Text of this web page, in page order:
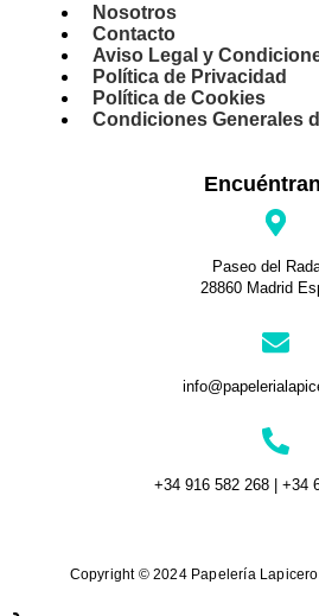
Nosotros
Contacto
Aviso Legal y
Política de Privacidad
Política de Cookies
Condiciones Generales
Paseo del
28860 Madrid
+34 916 582 268 | +34
Copyright © 2024 Papelería